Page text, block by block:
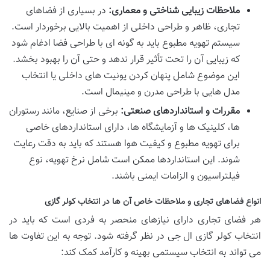
ملاحظات زیبایی شناختی و معماری: در بسیاری از فضاهای
تجاری، ظاهر و طراحی داخلی از اهمیت بالایی برخوردار است.
سیستم تهویه مطبوع باید به گونه ای با طراحی فضا ادغام شود
که زیبایی آن را تحت تأثیر قرار ندهد و حتی آن را بهبود بخشد.
این موضوع شامل پنهان کردن یونیت های داخلی یا انتخاب
مدل هایی با طراحی مدرن و مینیمال است.
مقررات و استانداردهای صنعتی: برخی از صنایع، مانند رستوران
ها، کلینیک ها و آزمایشگاه ها، دارای استانداردهای خاصی
برای تهویه مطبوع و کیفیت هوا هستند که باید به دقت رعایت
شوند. این استانداردها ممکن است شامل نرخ تهویه، نوع
فیلتراسیون و الزامات ایمنی باشند.
انواع فضاهای تجاری و ملاحظات خاص آن ها در انتخاب کولر گازی
هر فضای تجاری دارای نیازهای منحصر به فردی است که باید در
انتخاب کولر گازی ال جی در نظر گرفته شود. توجه به این تفاوت ها
می تواند به انتخاب سیستمی بهینه و کارآمد کمک کند: